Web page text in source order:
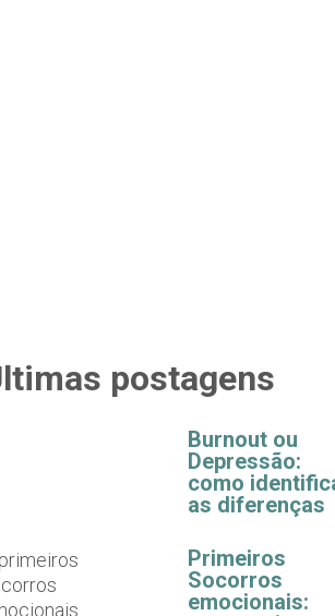
postagens
Burnout ou
Depressão:
como
as diferenças
Primeiros
Socorros
emocionais: